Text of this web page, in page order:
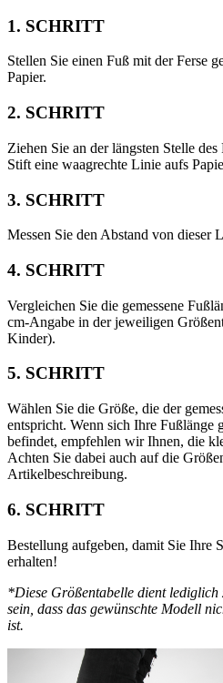
1. SCHRITT
Stellen Sie einen Fuß mit der Ferse
Papier.
2. SCHRITT
Ziehen Sie an der längsten Stelle
Stift eine waagrechte Linie aufs
3. SCHRITT
Messen Sie den Abstand von dieser
4. SCHRITT
Vergleichen Sie die gemessene
cm-Angabe in der jeweiligen
Kinder).
5. SCHRITT
Wählen Sie die Größe, die der
entspricht. Wenn sich Ihre Fußlänge
befindet, empfehlen wir Ihnen, die
Achten Sie dabei auch auf die
Artikelbeschreibung.
6. SCHRITT
Bestellung aufgeben, damit Sie Ihre
erhalten!
*Diese Größentabelle dient
sein, dass das gewünschte Modell
ist.